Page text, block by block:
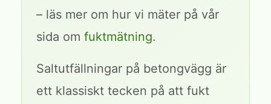
– läs mer om hur vi mäter på vår
sida om fuktmätning.
Saltutfällningar på betongvägg är
ett klassiskt tecken på att fukt